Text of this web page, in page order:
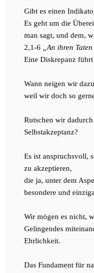
Gibt es einen
Es geht um die
man sagt, und dem,
2,1-6 „An ihren
Eine Diskrepanz
Wann neigen wir
weil wir doch so
Rutschen wir
Selbstakzeptanz?
Es ist anspruchsvoll,
zu akzeptieren,
die ja, unter dem
besondere und
Wir mögen es nicht,
Gelingendes
Ehrlichkeit.
Das Fundament für